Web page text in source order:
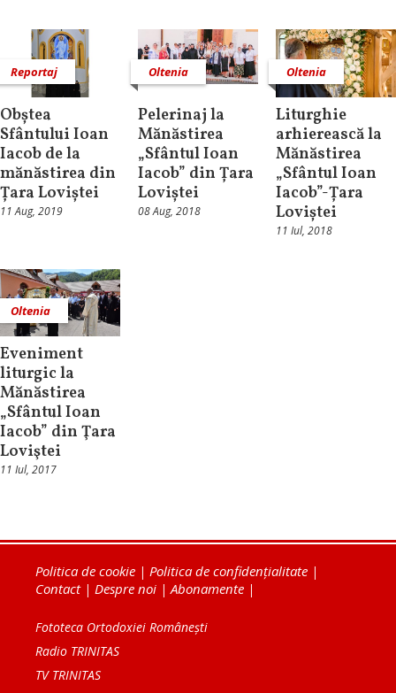
Reportaj
Obștea
Sfântului Ioan
Iacob de la
mănăstirea din
Țara Loviștei
11 Aug, 2019
Oltenia
Pelerinaj la
Mănăstirea
„Sfântul Ioan
Iacob” din Țara
Loviștei
08 Aug, 2018
Oltenia
Liturghie
arhierească la
Mănăstirea
„Sfântul Ioan
Iacob”-Țara
Loviștei
11 Iul, 2018
Oltenia
Eveniment
liturgic la
Mănăstirea
„Sfântul Ioan
Iacob” din Ţara
Loviştei
11 Iul, 2017
Politica de cookie | Politica de confidențialitate |
Contact| Despre noi |Abonamente |
Fototeca Ortodoxiei Românești
Radio TRINITAS
TV TRINITAS